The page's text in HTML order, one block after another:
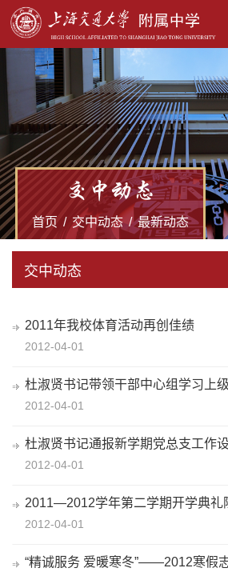
交中动态
首页 / 交中动态/最新动态
交中动态
2011年我校体育活动再创佳绩
2012-04-01
杜淑贤书记带领干部中心组学习上
2012-04-01
杜淑贤书记通报新学期党总支工作
2012-04-01
2011—2012学年第二学期开学典礼
2012-04-01
“精诚服务 爱暖寒冬”——2012寒假